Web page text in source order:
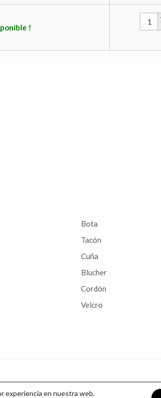
!
Bota
Tacón
Cuña
Blucher
Cordón
Velcro
experiencia en nuestra web.